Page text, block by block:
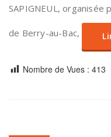
SAPIGNEUL, organisée
de Berry-au-Bac,
Nombre de Vues : 413